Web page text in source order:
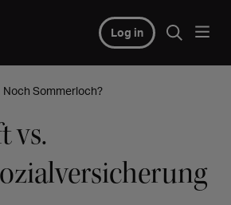
Log in
Noch Sommerloch?
vs.